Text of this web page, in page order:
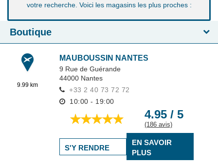
votre recherche. Voici les magasins les plus proches :
Boutique
9.99 km
MAUBOUSSIN NANTES
9 Rue de Guérande
44000 Nantes
+33 2 40 73 72 72
10:00 - 19:00
4.95 / 5
(186 avis)
EN SAVOIR
PLUS
S'Y RENDRE